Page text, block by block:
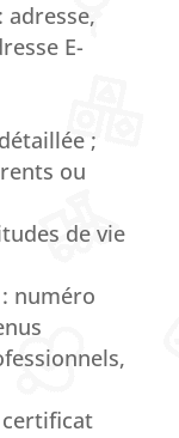
E-
détaillée ;
ou
de vie
numéro
certificat